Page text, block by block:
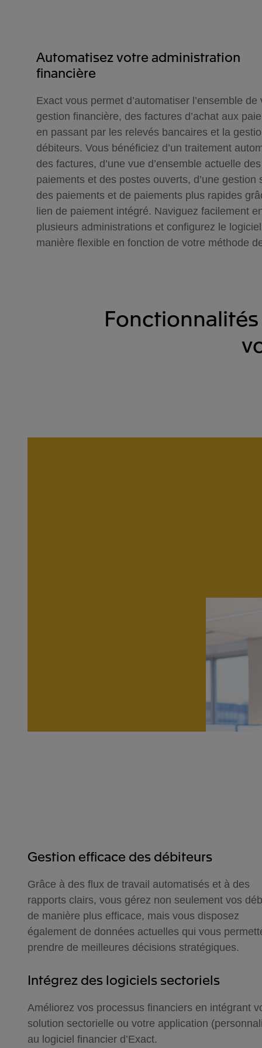
Automatisez votre administration
financière
Exact vous permet d’automatiser l’ensemble de
gestion financière, des factures d’achat aux
en passant par les relevés bancaires et la
débiteurs. Vous bénéficiez d’un traitement
des factures, d’une vue d’ensemble actuelle des
paiements et des postes ouverts, d’une gestion
des paiements et de paiements plus rapides
lien de paiement intégré. Naviguez facilement
plusieurs administrations et configurez le
manière flexible en fonction de votre méthode
Gestion efficace des débiteurs
Grâce à des flux de travail automatisés et à des
rapports clairs, vous gérez non seulement vos
de manière plus efficace, mais vous disposez
également de données actuelles qui vous
prendre de meilleures décisions stratégiques.
Intégrez des logiciels sectoriels
Améliorez vos processus financiers en intégrant
solution sectorielle ou votre application
au logiciel financier d’Exact.